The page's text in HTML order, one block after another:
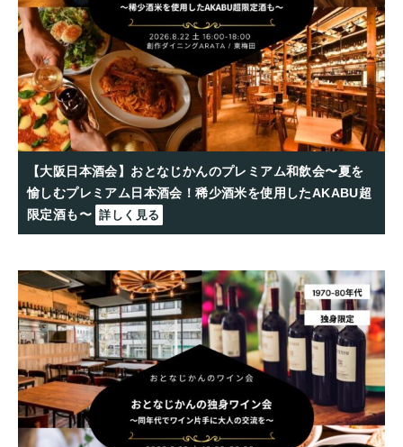
【大阪日本酒会】おとなじかんのプレミアム和飲会〜夏を
愉しむプレミアム日本酒会！稀少酒米を使用したAKABU超
限定酒も〜 詳しく見る